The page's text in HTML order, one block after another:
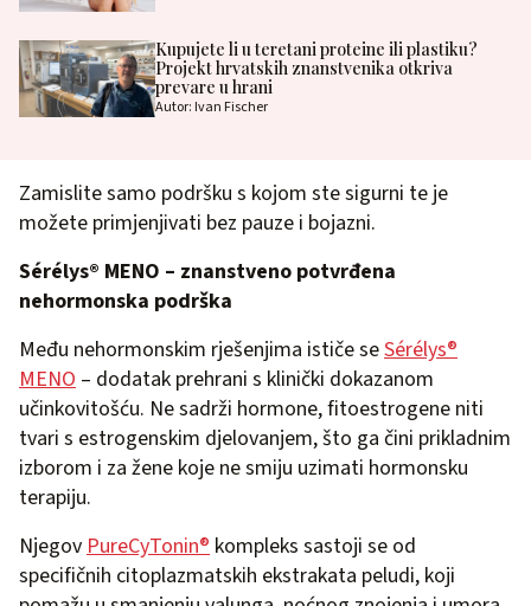
Kupujete li u teretani proteine ili plastiku?
Projekt hrvatskih znanstvenika otkriva
prevare u hrani
Autor: Ivan Fischer
Zamislite samo podršku s kojom ste sigurni te je
možete primjenjivati bez pauze i bojazni.
Sérélys® MENO – znanstveno potvrđena
nehormonska podrška
Među nehormonskim rješenjima ističe seSérélys®
MENO – dodatak prehrani s klinički dokazanom
učinkovitošću. Ne sadrži hormone, fitoestrogene niti
tvari s estrogenskim djelovanjem, što ga čini prikladnim
izborom i za žene koje ne smiju uzimati hormonsku
terapiju.
Njegov PureCyTonin® kompleks sastoji se od
specifičnih citoplazmatskih ekstrakata peludi, koji